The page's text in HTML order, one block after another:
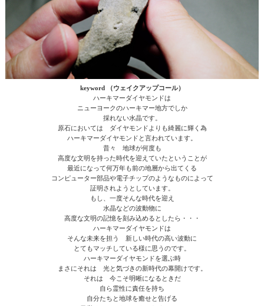
keyword （ウェイクアップコール）
ハーキマーダイヤモンドは
ニューヨークのハーキマー地方でしか
採れない水晶です。
原石においては ダイヤモンドよりも綺麗に輝く為
ハーキマーダイヤモンドと言われています。
昔々 地球が何度も
高度な文明を持った時代を迎えていたということが
最近になって何万年も前の地層から出てくる
コンピューター部品や電子チップのようなものによって
証明されようとしています。
もし、一度そんな時代を迎え
水晶などの波動物に
高度な文明の記憶を刻み込めるとしたら・・・
ハーキマーダイヤモンドは
そんな未来を担う 新しい時代の高い波動に
とてもマッチしている様に思うのです。
ハーキマーダイヤモンドを選ぶ時
まさにそれは 光と気づきの新時代の幕開けです。
それは 今こそ明晰になるときだ
自ら霊性に責任を持ち
自分たちと地球を癒せと告げる